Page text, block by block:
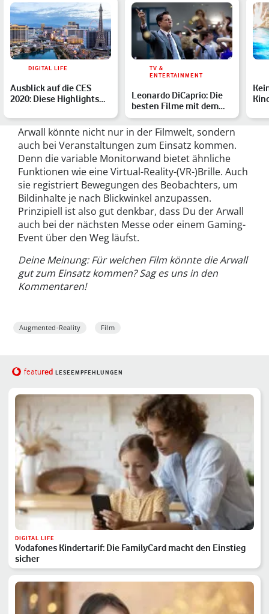
DIGITAL LIFE
Ausblick auf die CES
2020: Diese Highlights
TV &
ENTERTAINMENT
Leonardo DiCaprio: Die
besten Filme mit dem
Oscar-Gewinner
Arwall könnte nicht nur in der Filmwelt, sondern
auch bei Veranstaltungen zum Einsatz kommen.
Denn die variable Monitorwand bietet ähnliche
Funktionen wie eine Virtual-Reality-(VR-)Brille. Auch
sie registriert Bewegungen des Beobachters, um
Bildinhalte je nach Blickwinkel anzupassen.
Prinzipiell ist also gut denkbar, dass Du der Arwall
auch bei der nächsten Messe oder einem Gaming-
Event über den Weg läufst.
Deine Meinung: Für welchen Film könnte die Arwall
gut zum Einsatz kommen? Sag es uns in den
Kommentaren!
Augmented-Reality Film
featured LESEEMPFEHLUNGEN
DIGITAL LIFE
Vodafones Kindertarif: Die FamilyCard macht den Einstieg
sicher